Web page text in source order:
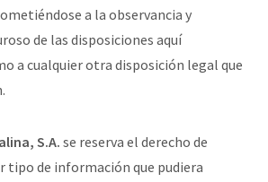
a la observancia y
de las disposiciones aquí
a cualquier otra disposición legal que
S.A. se reserva el derecho de
tipo de información que pudiera